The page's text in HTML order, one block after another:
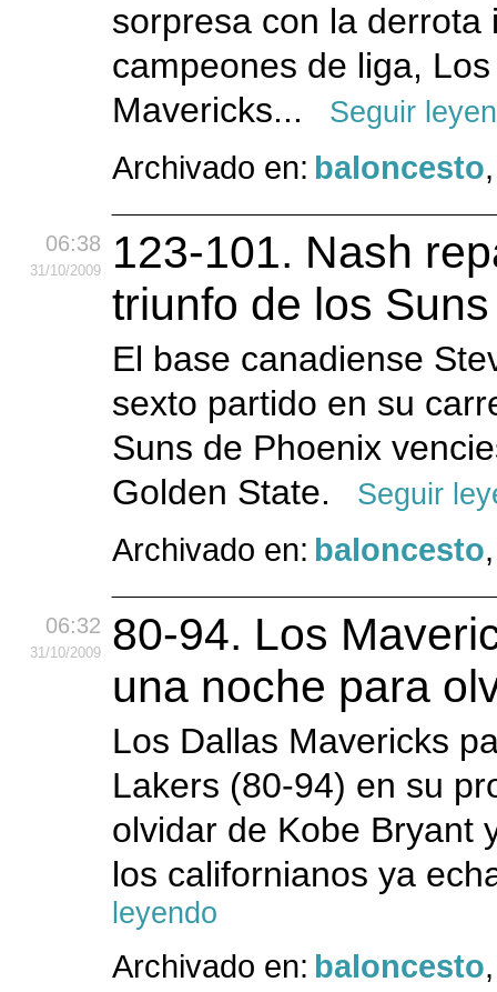
sorpresa con la
campeones de liga,
Mavericks...
Seguir
Archivado en: baloncesto
06:38
31/10/2009
123-101. Nash
triunfo de los
El base canadiense
sexto partido en su
Suns de Phoenix
Golden State.
Seguir
Archivado en: baloncesto
06:32
31/10/2009
80-94. Los
una noche para
Los Dallas Mavericks
Lakers (80-94) en su
olvidar de Kobe Bryant
los californianos ya
leyendo
Archivado en: baloncesto